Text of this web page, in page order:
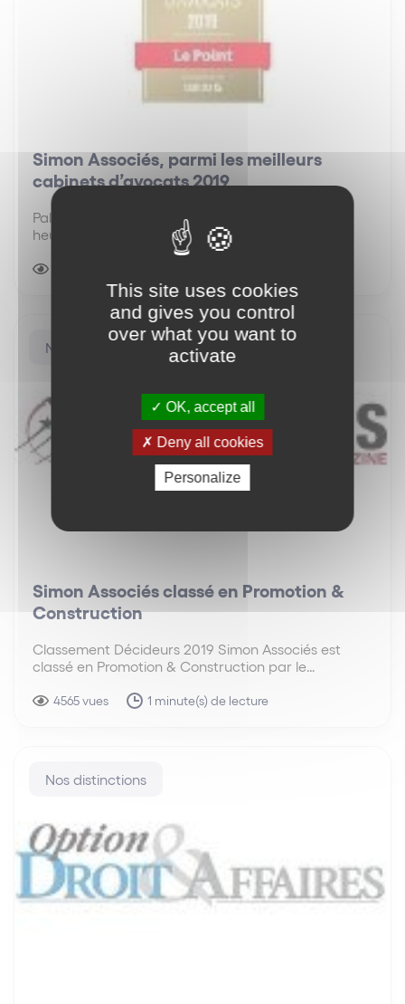
Simon Associés, parmi les meilleurs
cabinets d’avocats 2019
Palmarès Le Point - Statista Simon Associés est
heureux de figurer parmi les meilleurs cabinets
d’avocats en 2019. Suite à un sondage réalisé
auprès de plus de 18 000 avocats et juristes
d’entreprise par Le Point et Statista, Simon
Nos distinctions
Simon Associés classé en Promotion &
Construction
Classement Décideurs 2019 Simon Associés est
classé en Promotion & Construction par le
effet classé en Promotion & Construction dans les
4565 vues 1 minute(s) de lecture
Nos distinctions
This site uses cookies
and gives you control
over what you want to
activate
OK, accept all
Deny all cookies
Personalize